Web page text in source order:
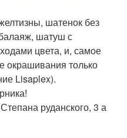
шатенок без
шатуш с
цвета, и, самое
окрашивания только
Lisaplex).
руданского, 3 а